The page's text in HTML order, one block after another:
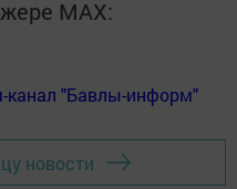
MАХ:
канал "Бавлы-информ"
новости